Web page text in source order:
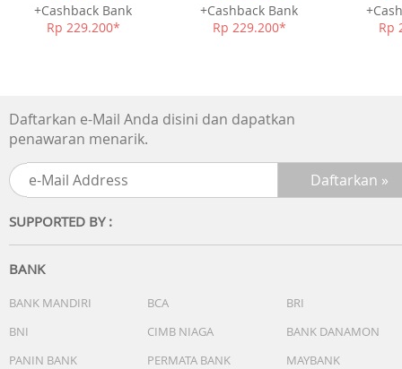
+Cashback Bank
Rp 229.200*
+Cashback Bank
Rp 229.200*
Rp
Daftarkan e-Mail Anda disini dan dapatkan
penawaran menarik.
SUPPORTED BY :
BANK
BANK MANDIRI BCA
BRI
BNI
CIMB NIAGA
BANK DANAMON
PANIN BANK
PERMATA BANK
MAYBANK